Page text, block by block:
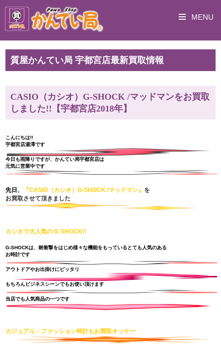
MENU
質屋かんてい局 宇都宮店最新買取情報
CASIO（カシオ）G-SHOCK /マッドマンをお買取
しました!!【宇都宮店2018年】
こんにちは!!
宇都宮店湯澤です
今日も雨降りですが、かんてい局宇都宮店は
元気に営業中です
先日、 『CASIO（カシオ）G-SHOCK /マッドマン』 を
お買取させて頂きました
カシオで大人気のＧ-SHOCK!!
G-SHOCKは、耐衝撃をはじめ様々な機能をもっているとても人気のある
お時計です
アウトドアやお出掛けにピッタリ
もちろんビジネスシーンでもお使い頂けます
当店でも人気商品の一つです
カジュアル・ファッション時計もお買取オッケー